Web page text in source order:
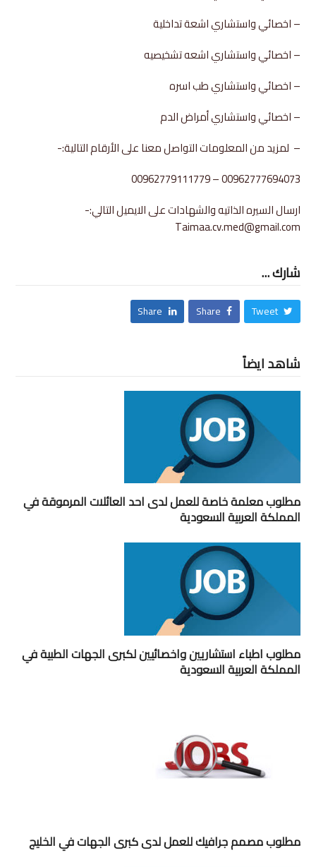
– اخصائي واستشاري اشعة تداخلية
– اخصائي واستشاري اشعه تشخيصيه
– اخصائي واستشاري طب اسره
– اخصائي واستشاري أمراض الدم
– لمزيد من المعلومات التواصل معنا على الأرقام التالية:-
00962777694073 – 00962779111779
ارسال السيره الذاتيه والشهادات على الايميل التالي:-
Taimaa.cv.med@gmail.com
شارك ...
Tweet
Share
Share
شاهد ايضاً
مطلوب معلمة خاصة للعمل لدى احد العائلات المرموقة في
المملكة العربية السعودية
مطلوب اطباء استشاريين واخصائيين لكبرى الجهات الطبية في
المملكة العربية السعودية
مطلوب مصمم جرافيك للعمل لدى كبرى الجهات في الخليج